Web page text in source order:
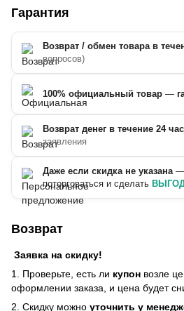
Гарантия
Возврат / обмен товара в
вопросов)
100% официальный товар —
Возврат денег в течение 24
заявления
Даже если скидка не указана —
поторговаться и сделать
Возврат
Заявка на скидку!
1. Проверьте, есть ли купон возле
оформлении заказа, и цена будет
2. Скидку можно уточнить у